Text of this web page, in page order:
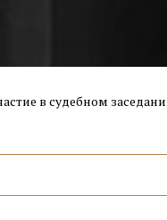
в судебном